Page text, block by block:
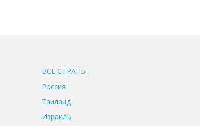
ВСЕ CТРАНЫ
Россия
Таиланд
Израиль